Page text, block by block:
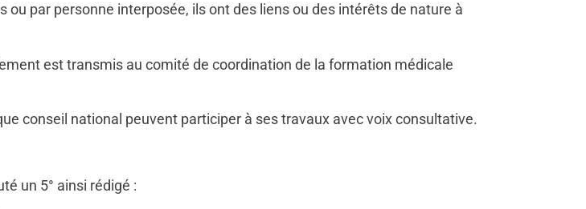
ou par personne interposée, ils ont des liens ou des intérêts de nature à
est transmis au comité de coordination de la formation médicale
conseil national peuvent participer à ses travaux avec voix consultative.
un 5° ainsi rédigé :